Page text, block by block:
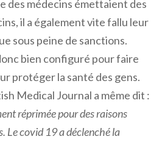
des médecins émettaient des
il a également vite fallu leur
sous peine de sanctions.
bien configuré pour faire
protéger la santé des gens.
Medical Journal a même dit :
réprimée pour des raisons
Le covid 19 a déclenché la